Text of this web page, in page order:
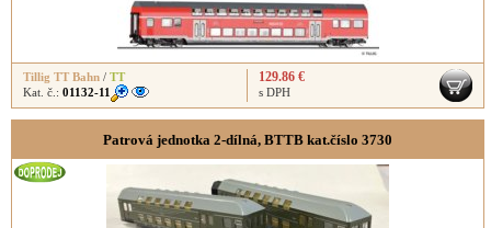
Tillig TT Bahn / TT
Kat. č.: 01132-11
129.86 €
s DPH
Patrová jednotka 2-dílná, BTTB kat.číslo 3730